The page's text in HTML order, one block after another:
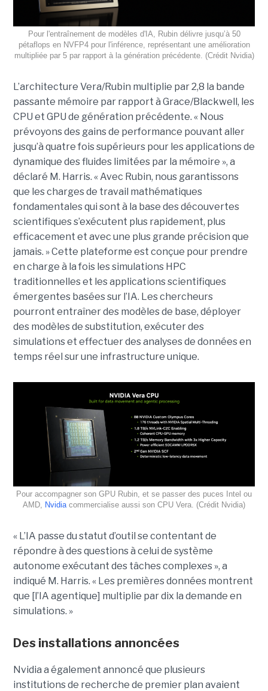
Pour l'entraînement de modèles d'IA, Rubin délivre jusqu’à 50
pétaflops en NVFP4 pour l'inférence, représentant une amélioration
multipliée par 5 par rapport à la génération précédente. (Crédit Nvidia)
L’architecture Vera/Rubin multiplie par 2,8 la bande
passante mémoire par rapport à Grace/Blackwell, les
CPU et GPU de génération précédente. « Nous
prévoyons des gains de performance pouvant aller
jusqu’à quatre fois supérieurs pour les applications de
dynamique des fluides limitées par la mémoire », a
déclaré M. Harris. « Avec Rubin, nous garantissons
que les charges de travail mathématiques
fondamentales qui sont à la base des découvertes
scientifiques s’exécutent plus rapidement, plus
efficacement et avec une plus grande précision que
jamais. »Cette plateforme est conçue pour prendre
en charge à la fois les simulations HPC
traditionnelles et les applications scientifiques
émergentes basées sur l’IA. Les chercheurs
pourront entraîner des modèles de base, déployer
des modèles de substitution, exécuter des
simulations et effectuer des analyses de données en
temps réel sur une infrastructure unique.
Pour accompagner son GPU Rubin, et se passer des puces Intel ou
AMD,
Nvidia commercialise aussi son CPU Vera. (Crédit Nvidia)
« L’IA passe du statut d’outil se contentant de
répondre à des questions à celui de système
autonome exécutant des tâches complexes », a
indiqué M. Harris. « Les premières données montrent
que [l’IA agentique] multiplie par dix la demande en
simulations. »
Des installations annoncées
Nvidia a également annoncé que plusieurs
institutions de recherche de premier plan avaient